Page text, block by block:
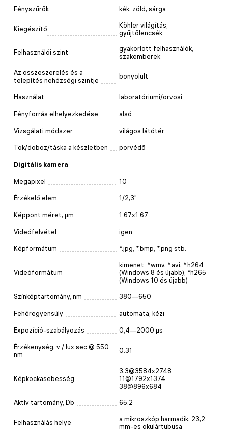
Fényszűrők kék, zöld, sárga
Kiegészítő
Köhler világítás,
gyűjtőlencsék
Felhasználói szint
gyakorlott felhasználók,
szakemberek
Az összeszerelés és a
telepítés nehézségi szintje
bonyolult
Használat laboratóriumi/orvosi
Fényforrás elhelyezkedése alsó
Vizsgálati módszer világos látótér
Tok/doboz/táska a készletben porvédő
Digitális kamera
Megapixel 10
Érzékelő elem 1/2,3"
Képpont méret, μm 1.67x1.67
Videófelvétel igen
Képformátum *.jpg, *.bmp, *.png stb.
Videóformátum
kimenet: *.wmv, *.avi, *.h264
(Windows 8 és újabb), *h265
(Windows 10 és újabb)
Színképtartomány, nm 380—650
Fehéregyensúly automata, kézi
Expozíció-szabályozás 0,4—2000 μs
Érzékenység, v / lux.sec @ 550
nm
0.31
Képkockasebesség
3,3@3584x2748
11@1792x1374
38@896x684
Aktív tartomány, Db 65.2
Felhasználás helye
a mikroszkóp harmadik, 23,2
mm-es okulártubusa